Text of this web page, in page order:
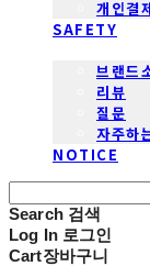
개인결
SAFETY
브랜드
리뷰
질문
자주하
NOTICE
Search 검색
Log In 로그인
Cart장바구니